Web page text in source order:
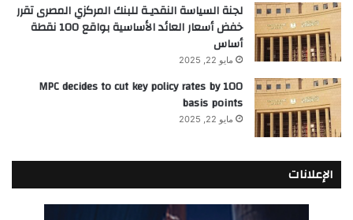
لجنة السياسة النقديـة للبنك المركزي المصرى تقرر
خفض أسعار العائد الأساسية بواقع 100 نقطة
أساس
مايو 22, 2025
MPC decides to cut key policy rates by 100
basis points
مايو 22, 2025
الإعلانات